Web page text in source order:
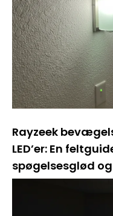
Rayzeek
LED’er: En
spøgelsesglød